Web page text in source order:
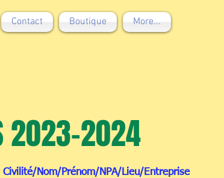
Contact Boutique More...
2023-2024
Civilité/Nom/Prénom/NPA/Lieu/Entreprise